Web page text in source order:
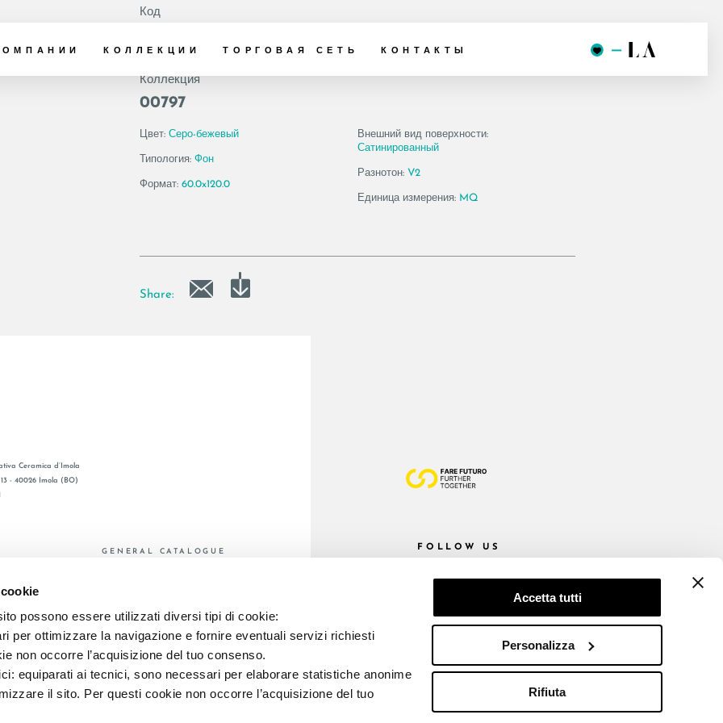
possono essere utilizzati diversi tipi di cookie:
per ottimizzare la navigazione e fornire eventuali servizi richiesti
non occorre l’acquisizione del tuo consenso.
equiparati ai tecnici, sono necessari per elaborare statistiche anonime
il sito. Per questi cookie non occorre l’acquisizione del tuo
Accetta tutti
Personalizza
Rifiuta
КОЛЛЕКЦИИ ТОРГОВАЯ СЕТЬ КОНТАКТЫ
Код
Коллекция
00797
Цвет: Серо-бежевый
Типология: Фон
Формат: 60.0x120.0
Внешний вид поверхности:
Сатинированный
Разнотон: V2
Единица измерения: MQ
Share:
Ceramica d’Imola
- 40026 Imola (BO)
СЕТЬ
GENERAL CATALOGUE FOLLOW US
E REG. IMPR. BO 00286900378 R.E.A. BO 5545